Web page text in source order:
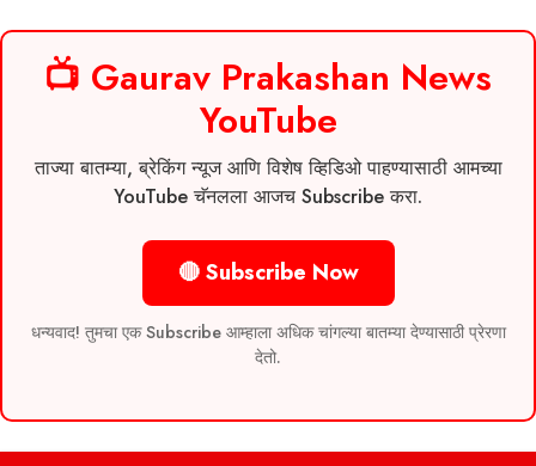
📺 Gaurav Prakashan News
YouTube
ताज्या बातम्या, ब्रेकिंग न्यूज आणि विशेष व्हिडिओ पाहण्यासाठी आमच्या
YouTube चॅनलला आजच Subscribe करा.
🔴 Subscribe Now
धन्यवाद! तुमचा एक Subscribe आम्हाला अधिक चांगल्या बातम्या देण्यासाठी प्रेरणा
देतो.